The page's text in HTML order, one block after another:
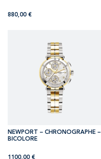
880,00 €
NEWPORT – CHRONOGRAPHE –
BICOLORE
1100,00 €